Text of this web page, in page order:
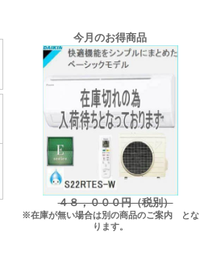
今月のお得商品
４８，０００円（税別）
※在庫が無い場合は別の商品のご案内 とな
ります。